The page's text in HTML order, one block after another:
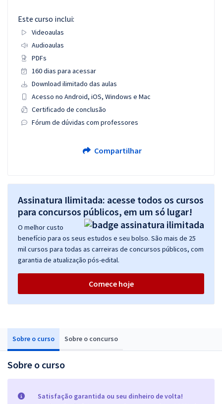
Sobre o curso Sobre o concurso
Sobre o curso
Satisfação garantida ou seu dinheiro de volta!
Este curso inclui:
Videoaulas
Audioaulas
PDFs
160 dias para acessar
Download ilimitado das aulas
Acesso no Android, iOS, Windows e Mac
Certificado de conclusão
Fórum de dúvidas com professores
Compartilhar
Assinatura Ilimitada: acesse todos os cursos
para concursos públicos, em um só lugar!
O melhor custo
benefício para os seus estudos e seu bolso. São mais de 25
mil cursos para todas as carreiras de concursos públicos, com
garantia de atualização pós-edital.
Comece hoje